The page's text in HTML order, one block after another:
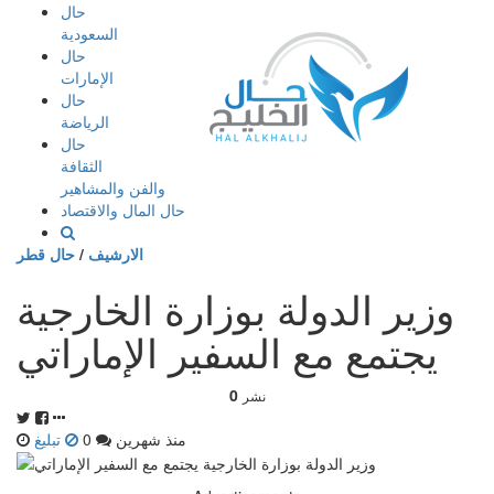
إذهب
المحتوى
حال
السعودية
حال
الإمارات
حال
الرياضة
حال
الثقافة
والفن والمشاهير
حال المال والاقتصاد
الارشيف / حال قطر
وزير الدولة بوزارة الخارجية
يجتمع مع السفير الإماراتي
0 نشر
منذ شهرين تبليغ